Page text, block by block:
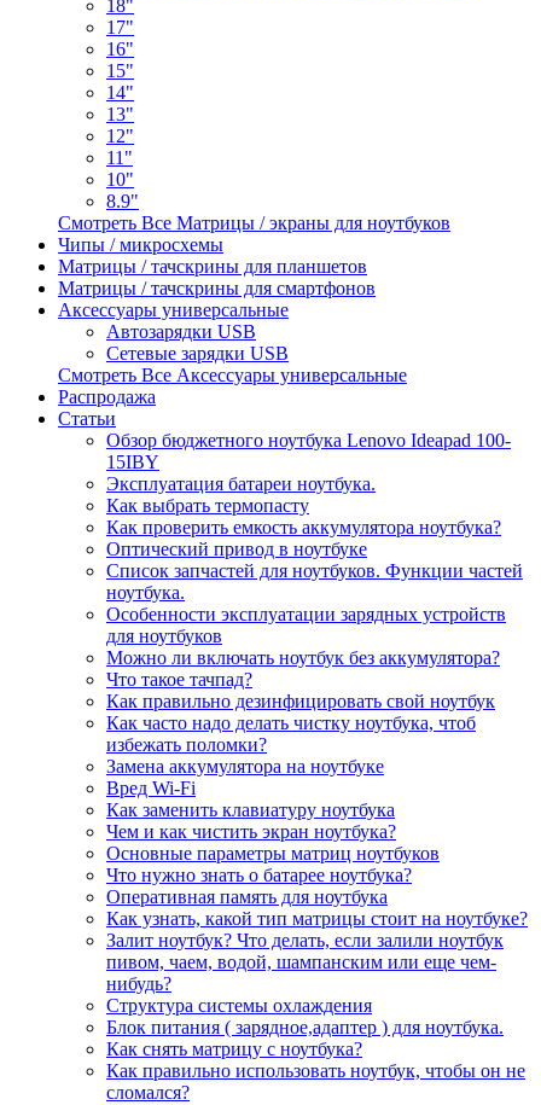
18"
17"
16"
15"
14"
13"
12"
11"
10"
8.9"
Смотреть Все Матрицы / экраны для ноутбуков
Чипы / микросхемы
Матрицы / тачскрины для планшетов
Матрицы / тачскрины для смартфонов
Аксессуары универсальные
Автозарядки USB
Сетевые зарядки USB
Смотреть Все Аксессуары универсальные
Распродажа
Статьи
Обзор бюджетного ноутбука Lenovo Ideapad 100-
15IBY
Эксплуатация батареи ноутбука.
Как выбрать термопасту
Как проверить емкость аккумулятора ноутбука?
Оптический привод в ноутбуке
Список запчастей для ноутбуков. Функции частей
ноутбука.
Особенности эксплуатации зарядных устройств
для ноутбуков
Можно ли включать ноутбук без аккумулятора?
Что такое тачпад?
Как правильно дезинфицировать свой ноутбук
Как часто надо делать чистку ноутбука, чтоб
избежать поломки?
Замена аккумулятора на ноутбуке
Вред Wi-Fi
Как заменить клавиатуру ноутбука
Чем и как чистить экран ноутбука?
Основные параметры матриц ноутбуков
Что нужно знать о батарее ноутбука?
Оперативная память для ноутбука
Как узнать, какой тип матрицы стоит на ноутбуке?
Залит ноутбук? Что делать, если залили ноутбук
пивом, чаем, водой, шампанским или еще чем-
нибудь?
Структура системы охлаждения
Блок питания ( зарядное,адаптер ) для ноутбука.
Как снять матрицу с ноутбука?
Как правильно использовать ноутбук, чтобы он не
сломался?